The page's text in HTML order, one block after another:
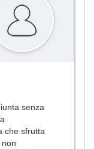
senza
che sfrutta